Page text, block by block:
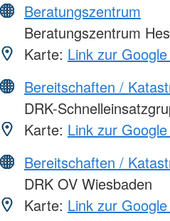
Beratungszentrum
Beratungszentrum
Karte: Link zur
Bereitschaften /
DRK-
Karte: Link zur
Bereitschaften /
DRK OV Wiesbaden
Karte: Link zur